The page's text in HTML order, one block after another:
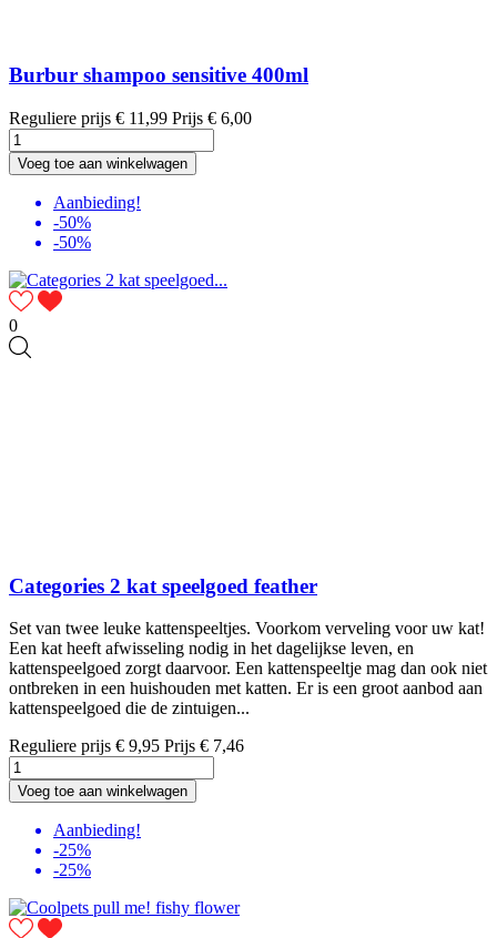
Burbur shampoo sensitive 400ml
Reguliere prijs € 11,99 Prijs € 6,00
Voeg toe aan winkelwagen
Aanbieding!
-50%
-50%
0
Categories 2 kat speelgoed feather
Set van twee leuke kattenspeeltjes. Voorkom verveling voor uw kat!
Een kat heeft afwisseling nodig in het dagelijkse leven, en
kattenspeelgoed zorgt daarvoor. Een kattenspeeltje mag dan ook niet
ontbreken in een huishouden met katten. Er is een groot aanbod aan
kattenspeelgoed die de zintuigen...
Reguliere prijs € 9,95 Prijs € 7,46
Voeg toe aan winkelwagen
Aanbieding!
-25%
-25%